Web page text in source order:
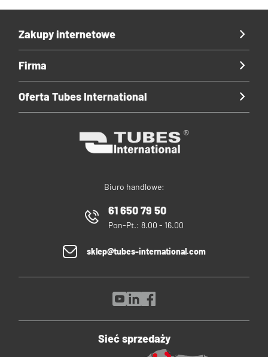
Biuro handlowe:
61 650 79 50
Pon-Pt.: 8.00 - 16.00
sklep@tubes-international.com
Zakupy internetowe
Firma
Oferta Tubes International
Sieć sprzedaży